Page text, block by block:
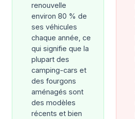
renouvelle
environ 80 % de
ses véhicules
chaque année, ce
qui signifie que la
plupart des
camping-cars et
des fourgons
aménagés sont
des modèles
récents et bien